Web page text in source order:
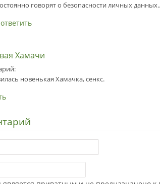
говорят о безопасности личных
ответить
Хамачи
новенькая Хамачка, сенкс.